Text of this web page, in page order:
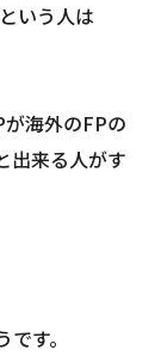
いう人は
海外のFPの
出来る人がす
す。